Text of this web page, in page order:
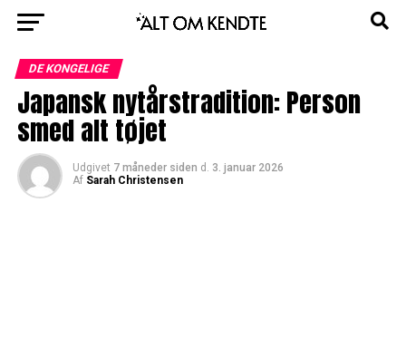
DE KONGELIGE
Japansk nytårstradition: Person
smed alt tøjet
Udgivet 7 måneder siden d. 3. januar 2026
Af Sarah Christensen